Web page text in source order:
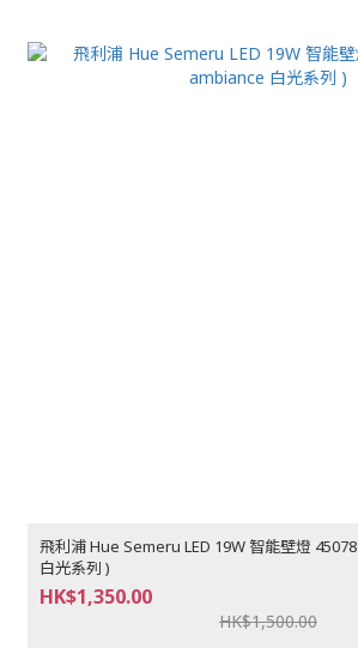
飛利浦 Hue Semeru LED 19W 智能壁燈 45078 ( white ambiance
白光系列 )
HK$1,350.00
HK$1,500.00